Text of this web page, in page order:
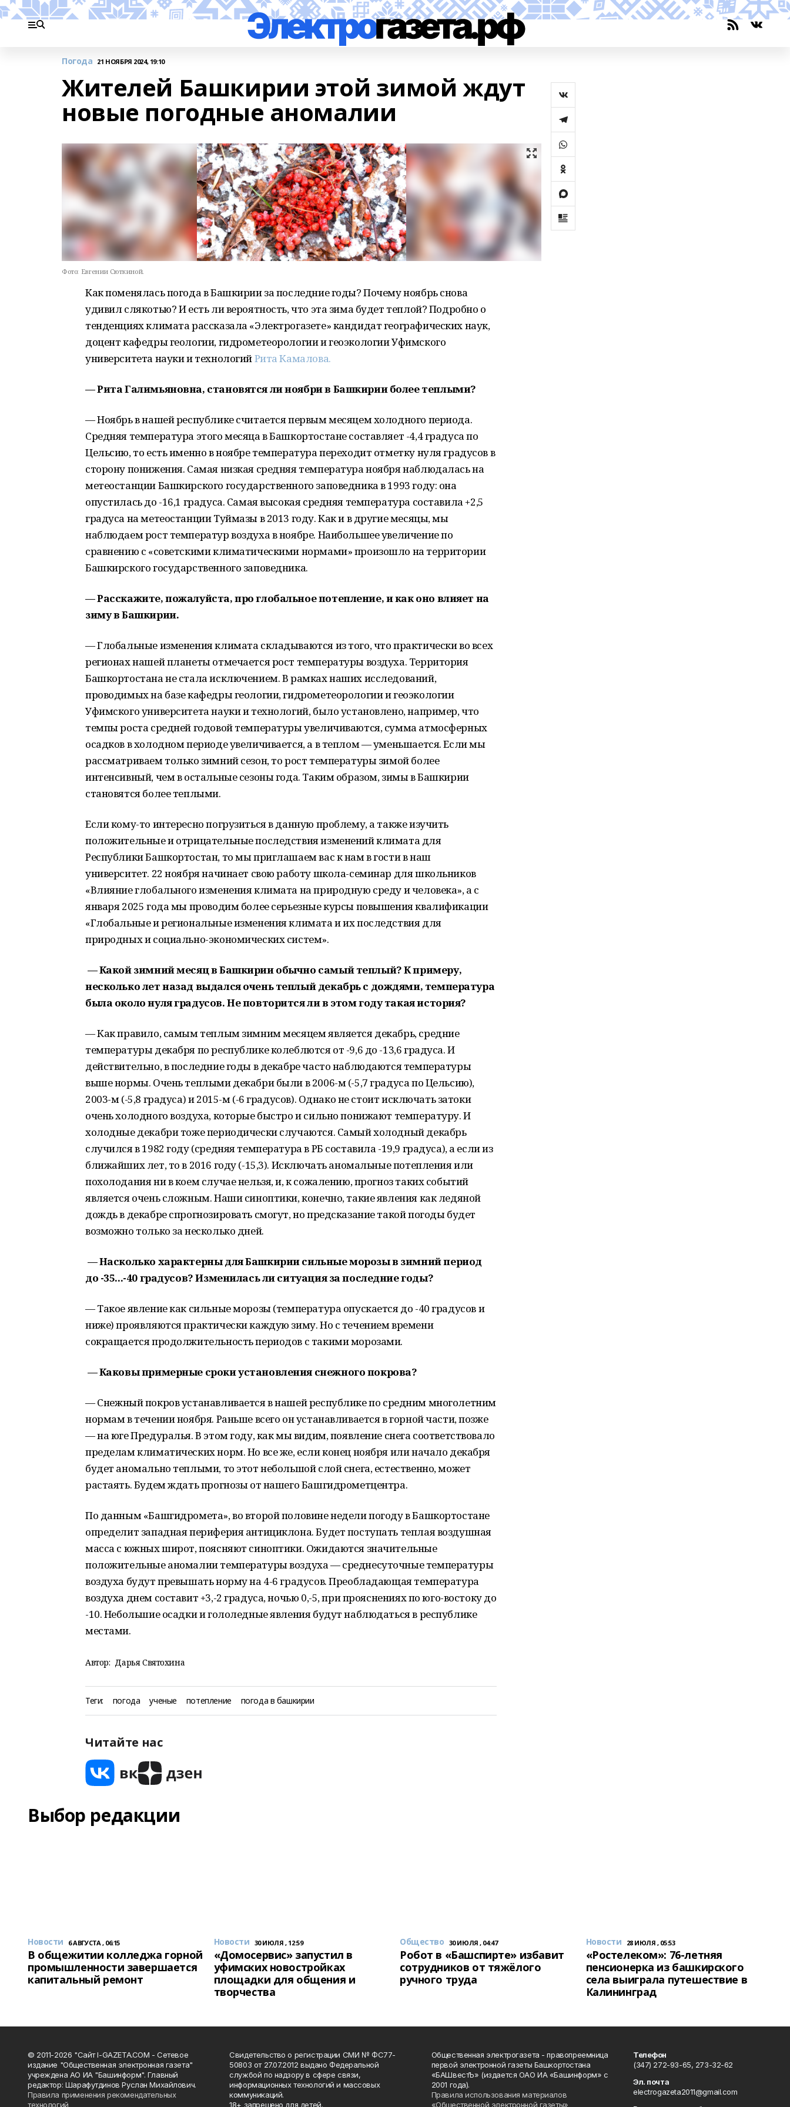
Погода 21 НОЯБРЯ 2024, 19:10
Жителей Башкирии этой зимой ждут
новые погодные аномалии
Фото: Евгении Сюткиной.
Как поменялась погода в Башкирии за последние годы? Почему ноябрь снова
удивил слякотью? И есть ли вероятность, что эта зима будет теплой? Подробно о
тенденциях климата рассказала «Электрогазете» кандидат географических наук,
доцент кафедры геологии, гидрометеорологии и геоэкологии Уфимского
университета науки и технологийРита Камалова.
— Рита Галимьяновна, становятся ли ноябри в Башкирии более теплыми?
— Ноябрь в нашей республике считается первым месяцем холодного периода.
Средняя температура этого месяца в Башкортостане составляет -4,4 градуса по
Цельсию, то есть именно в ноябре температура переходит отметку нуля градусов в
сторону понижения. Самая низкая средняя температура ноября наблюдалась на
метеостанции Башкирского государственного заповедника в 1993 году: она
опустилась до -16,1 градуса. Самая высокая средняя температура составила +2,5
градуса на метеостанции Туймазы в 2013 году. Как и в другие месяцы, мы
наблюдаем рост температур воздуха в ноябре. Наибольшее увеличение по
сравнению с «советскими климатическими нормами» произошло на территории
Башкирского государственного заповедника.
— Расскажите, пожалуйста, про глобальное потепление, и как оно влияет на
зиму в Башкирии.
— Глобальные изменения климата складываются из того, что практически во всех
регионах нашей планеты отмечается рост температуры воздуха. Территория
Башкортостана не стала исключением. В рамках наших исследований,
проводимых на базе кафедры геологии, гидрометеорологии и геоэкологии
Уфимского университета науки и технологий, было установлено, например, что
темпы роста средней годовой температуры увеличиваются, сумма атмосферных
осадков в холодном периоде увеличивается, а в теплом — уменьшается. Если мы
рассматриваем только зимний сезон, то рост температуры зимой более
интенсивный, чем в остальные сезоны года. Таким образом, зимы в Башкирии
становятся более теплыми.
Если кому-то интересно погрузиться в данную проблему, а также изучить
положительные и отрицательные последствия изменений климата для
Республики Башкортостан, то мы приглашаем вас к нам в гости в наш
университет. 22 ноября начинает свою работу школа-семинар для школьников
«Влияние глобального изменения климата на природную среду и человека», а с
января 2025 года мы проводим более серьезные курсы повышения квалификации
«Глобальные и региональные изменения климата и их последствия для
природных и социально-экономических систем».
— Какой зимний месяц в Башкирии обычно самый теплый? К примеру,
несколько лет назад выдался очень теплый декабрь с дождями, температура
была около нуля градусов. Не повторится ли в этом году такая история?
— Как правило, самым теплым зимним месяцем является декабрь, средние
температуры декабря по республике колеблются от -9,6 до -13,6 градуса. И
действительно, в последние годы в декабре часто наблюдаются температуры
выше нормы. Очень теплыми декабри были в 2006-м (-5,7 градуса по Цельсию),
2003-м (-5,8 градуса) и 2015-м (-6 градусов). Однако не стоит исключать затоки
очень холодного воздуха, которые быстро и сильно понижают температуру. И
холодные декабри тоже периодически случаются. Самый холодный декабрь
случился в 1982 году (средняя температура в РБ составила -19,9 градуса), а если из
ближайших лет, то в 2016 году (-15,3). Исключать аномальные потепления или
похолодания ни в коем случае нельзя, и, к сожалению, прогноз таких событий
является очень сложным. Наши синоптики, конечно, такие явления как ледяной
дождь в декабре спрогнозировать смогут, но предсказание такой погоды будет
возможно только за несколько дней.
— Насколько характерны для Башкирии сильные морозы в зимний период
до -35...-40 градусов? Изменилась ли ситуация за последние годы?
— Такое явление как сильные морозы (температура опускается до -40 градусов и
ниже) проявляются практически каждую зиму. Но с течением времени
сокращается продолжительность периодов с такими морозами.
— Каковы примерные сроки установления снежного покрова?
—Снежный покров устанавливается в нашей республике по средним многолетним
нормам в течении ноября. Раньше всего он устанавливается в горной части, позже
— на юге Предуралья. В этом году, как мы видим, появление снега соответствовало
пределам климатических норм. Но все же, если конец ноября или начало декабря
будет аномально теплыми, то этот небольшой слой снега, естественно, может
растаять. Будем ждать прогнозы от нашего Башгидрометцентра.
По данным «Башгидромета», во второй половине недели погоду в Башкортостане
определит западная периферия антициклона. Будет поступать теплая воздушная
масса с южных широт, поясняют синоптики. Ожидаются значительные
положительные аномалии температуры воздуха — среднесуточные температуры
воздуха будут превышать норму на 4-6 градусов. Преобладающая температура
воздуха днем составит +3,-2 градуса, ночью 0,-5, при прояснениях по юго-востоку до
-10. Небольшие осадки и гололедные явления будут наблюдаться в республике
местами.
Автор: Дарья Святохина
Теги: погода ученые потепление погода в башкирии
Читайте нас
Выбор редакции
Новости 6 АВГУСТА , 06:15
В общежитии колледжа горной
промышленности завершается
капитальный ремонт
Новости 30 ИЮЛЯ , 12:59
«Домосервис» запустил в
уфимских новостройках
площадки для общения и
творчества
Общество 30 ИЮЛЯ , 04:47
Робот в «Башспирте» избавит
сотрудников от тяжёлого
ручного труда
Новости 28 ИЮЛЯ , 05:53
«Ростелеком»: 76-летняя
пенсионерка из башкирского
села выиграла путешествие в
Калининград
© 2011-2026 "Сайт I-GAZETA.COM - Сетевое
издание "Общественная электронная газета"
учреждена АО ИА "Башинформ". Главный
редактор: Шарафутдинов Руслан Михайлович.
Правила применения рекомендательных
технологий
Свидетельство о регистрации СМИ № ФС77-
50803 от 27.07.2012 выдано Федеральной
службой по надзору в сфере связи,
информационных технологий и массовых
коммуникаций.
18+ запрещено для детей.
Общественная электрогазета - правопреемница
первой электронной газеты Башкортостана
«БАШвестЪ» (издается ОАО ИА «Башинформ» с
2001 года).
Правила использования материалов
«Общественной электронной газеты»
Телефон
(347) 272-93-65, 273-32-62
Эл. почта
electrogazeta2011@gmail.com